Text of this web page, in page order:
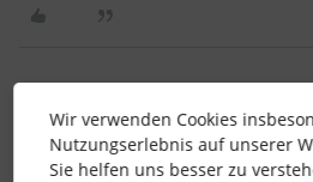
Dash
Hallo@CatarinaMaciel,
Wir verwenden Cookies
Nutzungserlebnis auf unserer
Sie helfen uns besser zu